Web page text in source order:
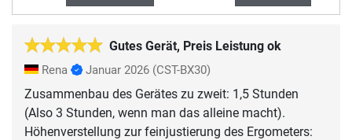
Gutes Gerät, Preis Leistung ok
Rena Januar 2026 (CST-BX30)
Zusammenbau des Gerätes zu zweit: 1,5 Stunden
(Also 3 Stunden, wenn man das alleine macht).
Höhenverstellung zur feinjustierung des Ergometers: